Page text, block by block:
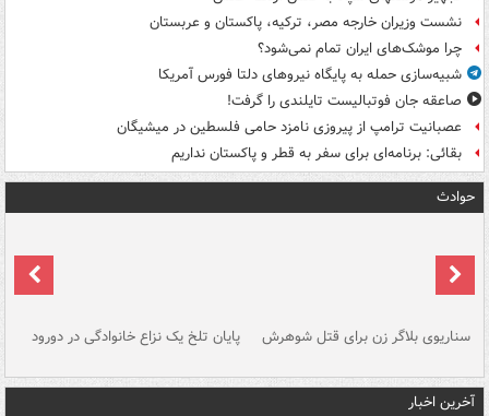
نشست وزیران خارجه مصر، ترکیه، پاکستان و عربستان
چرا موشک‌های ایران تمام نمی‌شود؟
شبیه‌سازی حمله به پایگاه نیروهای دلتا فورس آمریکا
صاعقه جان فوتبالیست تایلندی را گرفت!
عصبانیت ترامپ از پیروزی نامزد حامی فلسطین در میشیگان
بقائی: برنامه‌ای برای سفر به قطر و پاکستان نداریم
حوادث
سناریوی بلاگر زن برای قتل شوهرش پایان تلخ یک نزاع خانوادگی در دورود
آخرین اخبار